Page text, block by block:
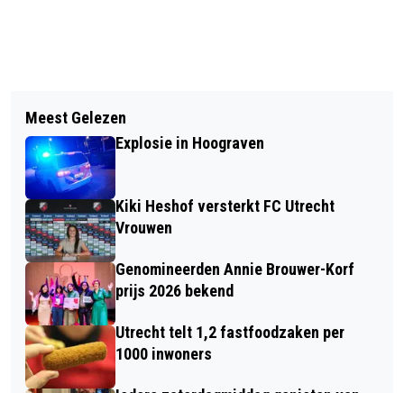
GEMEENTE LEGT GESCHIL OVER
GELUIDSLEK TIVOLIVREDENBURG
VOOR AAN ARBITRAGECOMMISSIE
ONRUST NAAR AANLEIDING VAN
VERHUIZING BEWONERS
VERZORGINGSHUIS CAREYN
Meest Gelezen
Explosie in Hoograven
Kiki Heshof versterkt FC Utrecht
Vrouwen
Genomineerden Annie Brouwer-Korf
prijs 2026 bekend
Utrecht telt 1,2 fastfoodzaken per
1000 inwoners